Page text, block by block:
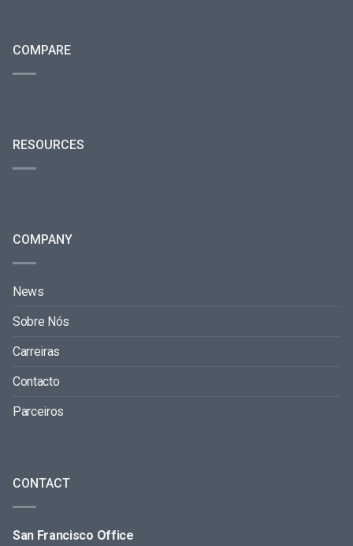
COMPARE
RESOURCES
COMPANY
News
Sobre Nós
Carreiras
Contacto
Parceiros
CONTACT
San Francisco Office